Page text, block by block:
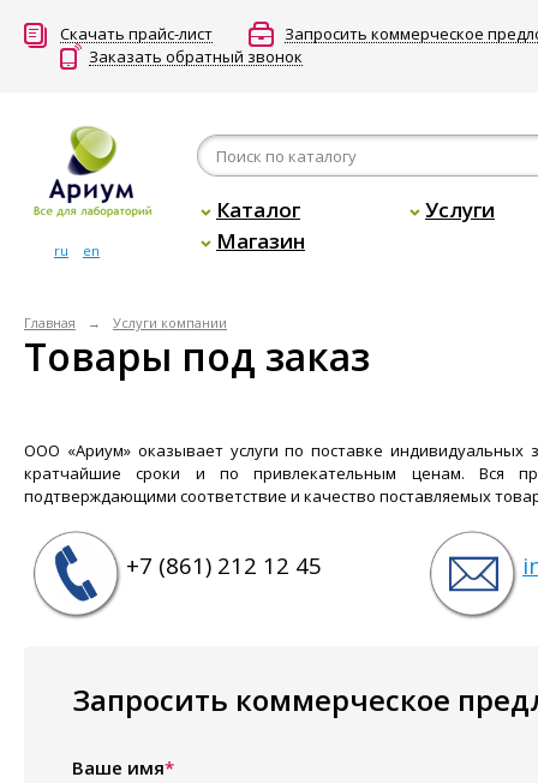
Скачать прайс-лист
Запросить коммерческое
Заказать обратный звонок
ru en
Каталог
Услуги
Магазин
Главная Услуги компании
Товары под заказ
ООО «Ариум» оказывает услуги по поставке
кратчайшие сроки и по привлекательным ценам. Вся
подтверждающими соответствие и качество поставляемых
+7 (861) 212 12 45
Запросить коммерческое
Ваше имя*